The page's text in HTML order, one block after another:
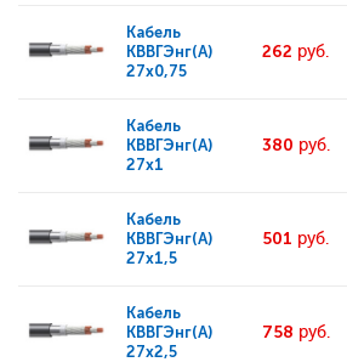
Кабель
КВВГЭнг(А)
27x0,75
262 руб.
Кабель
КВВГЭнг(А)
27x1
380 руб.
Кабель
КВВГЭнг(А)
27x1,5
501 руб.
Кабель
КВВГЭнг(А)
27x2,5
758 руб.